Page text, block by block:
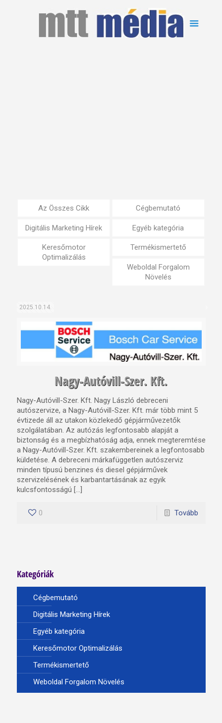
Az Összes Cikk Cégbemutató
Digitális Marketing Hírek Egyéb kategória
Keresőmotor
Optimalizálás
Termékismertető
Weboldal Forgalom
Növelés
2025.10.14.
Nagy-Autóvill-Szer. Kft.
Nagy-Autóvill-Szer. Kft. Nagy László debreceni
autószervize, a Nagy-Autóvill-Szer. Kft. már több mint 5
évtizede áll az utakon közlekedő gépjárművezetők
szolgálatában. Az autózás legfontosabb alapját a
biztonság és a megbízhatóság adja, ennek megteremtése
a Nagy-Autóvill-Szer. Kft. szakembereinek a legfontosabb
küldetése. A debreceni márkafüggetlen autószerviz
minden típusú benzines és diesel gépjárművek
szervizelésének és karbantartásának az egyik
kulcsfontosságú […]
0 Tovább
Kategóriák
Cégbemutató
Digitális Marketing Hírek
Egyéb kategória
Keresőmotor Optimalizálás
Termékismertető
Weboldal Forgalom Növelés